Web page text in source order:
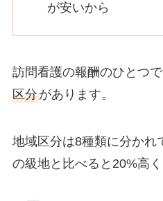
が安いから
訪問看護の報酬のひとつで
区分があります。
地域区分は8種類に分かれ
の級地と比べると20%高く